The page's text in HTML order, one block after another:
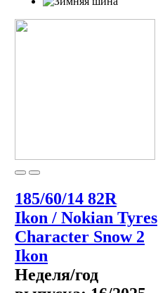
185/60/14 82R
Ikon / Nokian Tyres
Character Snow 2
Ikon
Неделя/год